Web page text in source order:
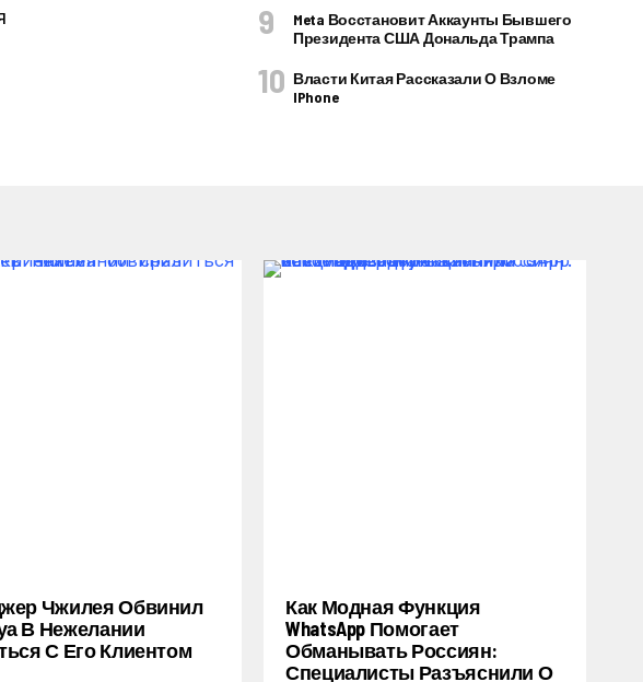
Meta Восстановит Аккаунты Бывшего
Президента США Дональда Трампа
Власти Китая Рассказали О Взломе
IPhone
Чжилея Обвинил
В Нежелании
С Его Клиентом
Как Модная Функция
WhatsApp Помогает
Обманывать Россиян:
Специалисты Разъяснили О